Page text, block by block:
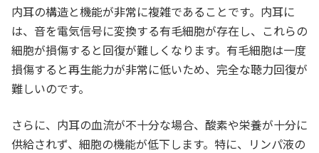
内耳の構造と機能が非常に複雑であることです。内耳に
は、音を電気信号に変換する有毛細胞が存在し、これらの
細胞が損傷すると回復が難しくなります。有毛細胞は一度
損傷すると再生能力が非常に低いため、完全な聴力回復が
難しいのです。
さらに、内耳の血流が不十分な場合、酸素や栄養が十分に
供給されず、細胞の機能が低下します。特に、リンパ液の